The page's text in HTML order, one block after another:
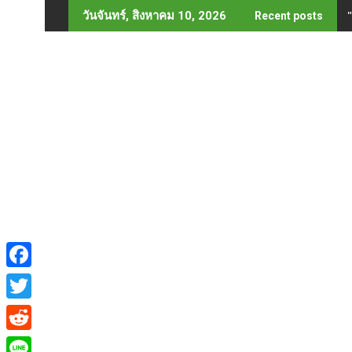
to
วันจันทร์, สิงหาคม 10, 2026 Recent posts
F
a
c
T
w
R